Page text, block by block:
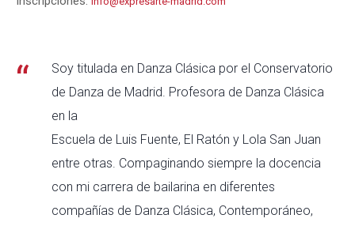
Soy titulada en Danza Clásica por el Conservatorio
de Danza de Madrid. Profesora de Danza Clásica
en la
Escuela de Luis Fuente, El Ratón y Lola San Juan
entre otras. Compaginando siempre la docencia
con mi carrera de bailarina en diferentes
compañías de Danza Clásica, Contemporáneo,